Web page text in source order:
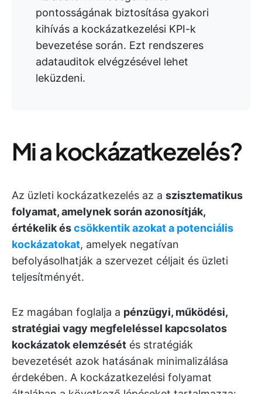
pontosságának biztosítása gyakori
kihívás a kockázatkezelési KPI-k
bevezetése során. Ezt rendszeres
adatauditok elvégzésével lehet
leküzdeni.
Mi a kockázatkezelés?
Az üzleti kockázatkezelés az a szisztematikus
folyamat, amelynek során azonosítják,
értékelik éscsökkentik azokat a potenciális
kockázatokat, amelyek negatívan
befolyásolhatják a szervezet céljait és üzleti
teljesítményét.
Ez magában foglalja a pénzügyi, működési,
stratégiai vagy megfeleléssel kapcsolatos
kockázatok elemzését és stratégiák
bevezetését azok hatásának minimalizálása
érdekében. A kockázatkezelési folyamat